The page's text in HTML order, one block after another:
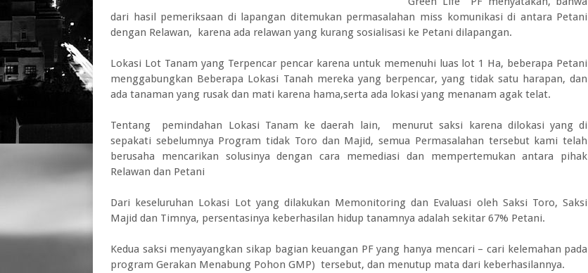
dari hasil pemeriksaan di lapangan ditemukan permasalahan miss komunikasi di antara Petani
dengan Relawan, karena ada relawan yang kurang sosialisasi ke Petani dilapangan.
Lokasi Lot Tanam yang Terpencar pencar karena untuk memenuhi luas lot 1 Ha, beberapa Petani
menggabungkan Beberapa Lokasi Tanah mereka yang berpencar, yang tidak satu harapan, dan
ada tanaman yang rusak dan mati karena hama,serta ada lokasi yang menanam agak telat.
Tentang pemindahan Lokasi Tanam ke daerah lain, menurut saksi karena dilokasi yang di
sepakati sebelumnya Program tidak Toro dan Majid, semua Permasalahan tersebut kami telah
berusaha mencarikan solusinya dengan cara memediasi dan mempertemukan antara pihak
Relawan dan Petani
Dari keseluruhan Lokasi Lot yang dilakukan Memonitoring dan Evaluasi oleh Saksi Toro, Saksi
Majid dan Timnya, persentasinya keberhasilan hidup tanamnya adalah sekitar 67% Petani.
Kedua saksi menyayangkan sikap bagian keuangan PF yang hanya mencari – cari kelemahan pada
program Gerakan Menabung Pohon GMP) tersebut, dan menutup mata dari keberhasilannya.